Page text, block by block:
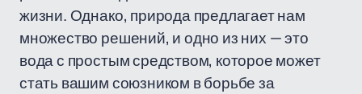
жизни. Однако, природа предлагает нам
множество решений, и одно из них — это
вода с простым средством, которое может
стать вашим союзником в борьбе за